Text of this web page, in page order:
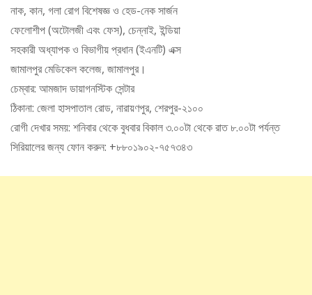
নাক, কান, গলা রোগ বিশেষজ্ঞ ও হেড-নেক সার্জন
ফেলোশীপ (অটোলজী এবং ফেস), চেন্নাই, ইন্ডিয়া
সহকারী অধ্যাপক ও বিভাগীয় প্রধান (ইএনটি) এক্স
জামালপুর মেডিকেল কলেজ, জামালপুর।
চেম্বার: আমজাদ ডায়াগনস্টিক সেন্টার
ঠিকানা: জেলা হাসপাতাল রোড, নারায়ণপুর, শেরপুর-২১০০
রোগী দেখার সময়: শনিবার থেকে বুধবার বিকাল ৩.০০টা থেকে রাত ৮.০০টা পর্যন্ত
সিরিয়ালের জন্য ফোন করুন: +৮৮০১৯০২-৭৫৭৩৪৩